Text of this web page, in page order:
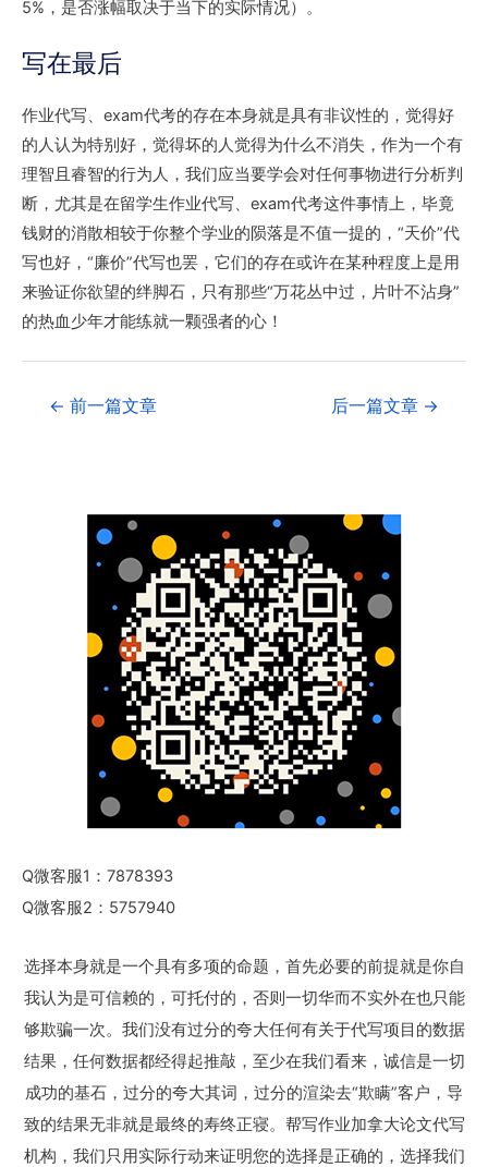
5%，是否涨幅取决于当下的实际情况）。
写在最后
作业代写、exam代考的存在本身就是具有非议性的，觉得好
的人认为特别好，觉得坏的人觉得为什么不消失，作为一个有
理智且睿智的行为人，我们应当要学会对任何事物进行分析判
断，尤其是在留学生作业代写、exam代考这件事情上，毕竟
钱财的消散相较于你整个学业的陨落是不值一提的，“天价”代
写也好，“廉价”代写也罢，它们的存在或许在某种程度上是用
来验证你欲望的绊脚石，只有那些“万花丛中过，片叶不沾身”
的热血少年才能练就一颗强者的心！
← 前一篇文章 后一篇文章 →
Q微客服1：7878393
Q微客服2：5757940
选择本身就是一个具有多项的命题，首先必要的前提就是你自
我认为是可信赖的，可托付的，否则一切华而不实外在也只能
够欺骗一次。我们没有过分的夸大任何有关于代写项目的数据
结果，任何数据都经得起推敲，至少在我们看来，诚信是一切
成功的基石，过分的夸大其词，过分的渲染去“欺瞒”客户，导
致的结果无非就是最终的寿终正寝。帮写作业加拿大论文代写
机构，我们只用实际行动来证明您的选择是正确的，选择我们